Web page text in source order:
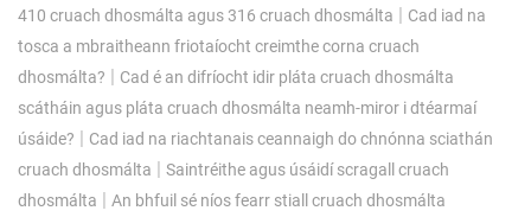
410 cruach dhosmálta agus 316 cruach dhosmálta | Cad iad na
tosca a mbraitheann friotaíocht creimthe corna cruach
dhosmálta? | Cad é an difríocht idir pláta cruach dhosmálta
scátháin agus pláta cruach dhosmálta neamh-miror i dtéarmaí
úsáide? | Cad iad na riachtanais ceannaigh do chnónna sciathán
cruach dhosmálta | Saintréithe agus úsáidí scragall cruach
dhosmálta | An bhfuil sé níos fearr stiall cruach dhosmálta